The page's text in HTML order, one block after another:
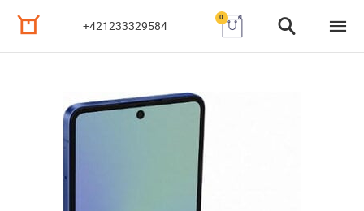
+421233329584
0